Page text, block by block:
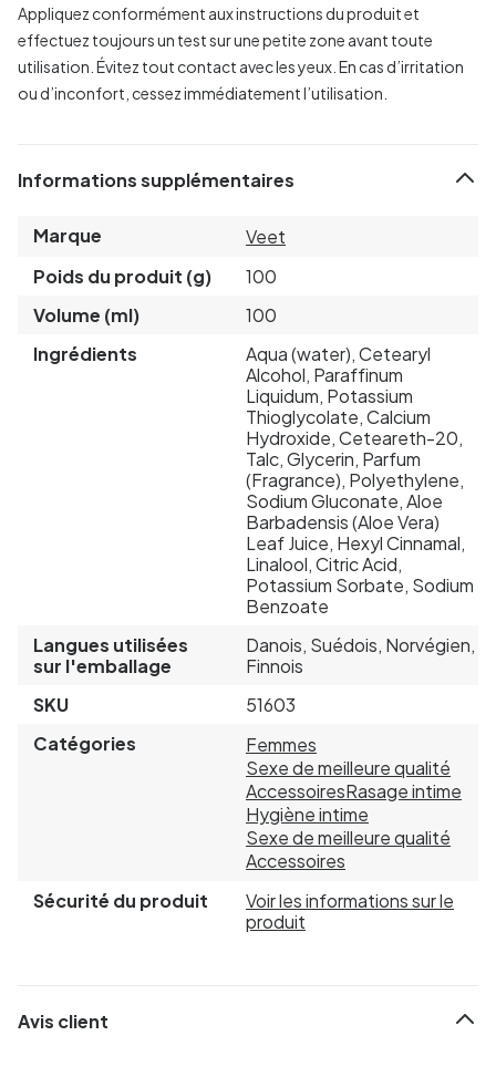
Appliquez conformément aux instructions du produit et
effectuez toujours un test sur une petite zone avant toute
utilisation. Évitez tout contact avec les yeux. En cas d’irritation
ou d’inconfort, cessez immédiatement l’utilisation.
Informations supplémentaires
Marque
Veet
Poids du produit (g)
100
Volume (ml)
100
Ingrédients
Aqua (water), Cetearyl
Alcohol, Paraffinum
Liquidum, Potassium
Thioglycolate, Calcium
Hydroxide, Ceteareth-20,
Talc, Glycerin, Parfum
(Fragrance), Polyethylene,
Sodium Gluconate, Aloe
Barbadensis (Aloe Vera)
Leaf Juice, Hexyl Cinnamal,
Linalool, Citric Acid,
Potassium Sorbate, Sodium
Benzoate
Langues utilisées
sur l'emballage
Danois, Suédois, Norvégien,
Finnois
SKU
51603
Catégories
Femmes
Sexe de meilleure qualité
AccessoiresRasage intime
Hygiène intime
Sexe de meilleure qualité
Accessoires
Sécurité du produit
Voir les informations sur le
produit
Avis client